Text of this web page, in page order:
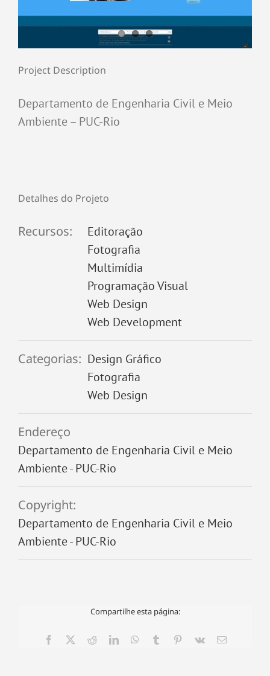
Project Description
Departamento de Engenharia Civil e Meio
Ambiente – PUC-Rio
Detalhes do Projeto
Recursos:
Editoração
Fotografia
Multimídia
Programação Visual
Web Design
Web Development
Categorias: Design Gráfico
Fotografia
Web Design
Endereço
Departamento de Engenharia Civil e Meio
Ambiente - PUC-Rio
Copyright:
Departamento de Engenharia Civil e Meio
Ambiente - PUC-Rio
Compartilhe esta página:
Facebook RedditLinkedInWhatsApp
Tumblr Pinterest
Vk
E-